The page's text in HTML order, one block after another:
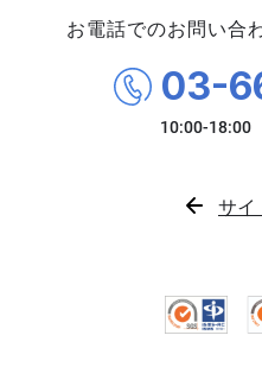
お電話でのお問い合
03-
サイ